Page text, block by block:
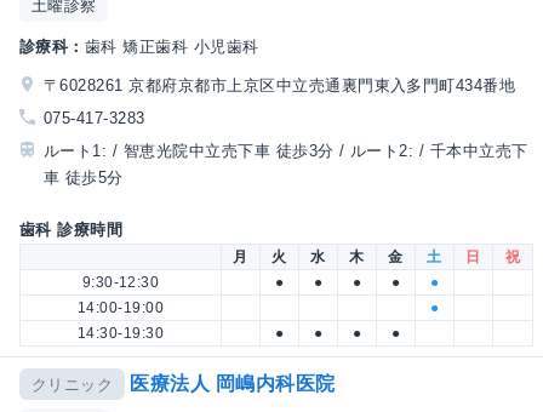
土曜診察
診療科： 歯科 矯正歯科 小児歯科
〒6028261 京都府京都市上京区中立売通裏門東入多門町434番地
075-417-3283
ルート1: / 智恵光院中立売下車 徒歩3分 / ルート2: / 千本中立売下
車 徒歩5分
歯科 診療時間
月 火 水 木 金 土 日
祝
9:30-12:30
● ● ● ●
●
14:00-19:00
●
14:30-19:30
● ● ● ●
クリニック 医療法人 岡嶋内科医院